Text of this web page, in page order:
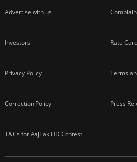
Advertise with us
Investors Rate Card
Privacy Policy Terms
Correction Policy Press
T&Cs for AajTak HD Contest